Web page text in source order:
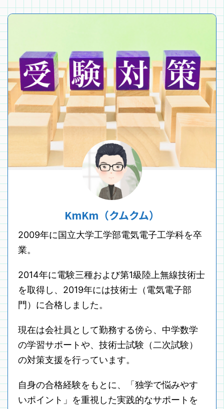
KmKm（クムクム）
2009年に国立大学工学部電気電子工学科を卒
業。
2014年に電験三種および第1級陸上無線技術士
を取得し、2019年には技術士（電気電子部
門）に合格しました。
現在は会社員として勤務する傍ら、中学数学
の学習サポートや、技術士試験（二次試験）
の対策支援を行っています。
自身の合格経験をもとに、「独学で悩みやす
いポイント」を重視した実践的なサポートを